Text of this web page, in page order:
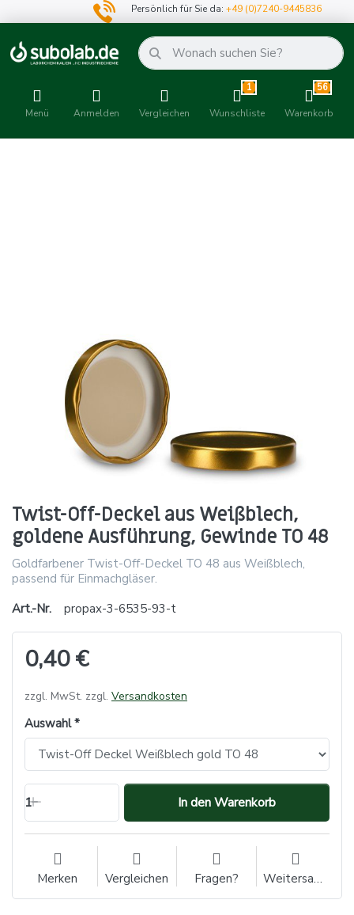
Persönlich für Sie da:+49 (0)7240-9445836
Menü Anmelden Vergleichen
1
Wunschliste
56
Warenkorb
Twist-Off-Deckel aus Weißblech,
goldene Ausführung, Gewinde TO 48
Goldfarbener Twist-Off-Deckel TO 48 aus Weißblech,
passend für Einmachgläser.
Art.-Nr.
propax-3-6535-93-t
0,40 €
zzgl. MwSt. zzgl. Versandkosten
Auswahl
1 In den Warenkorb
Merken Vergleichen Fragen? Weitersagen